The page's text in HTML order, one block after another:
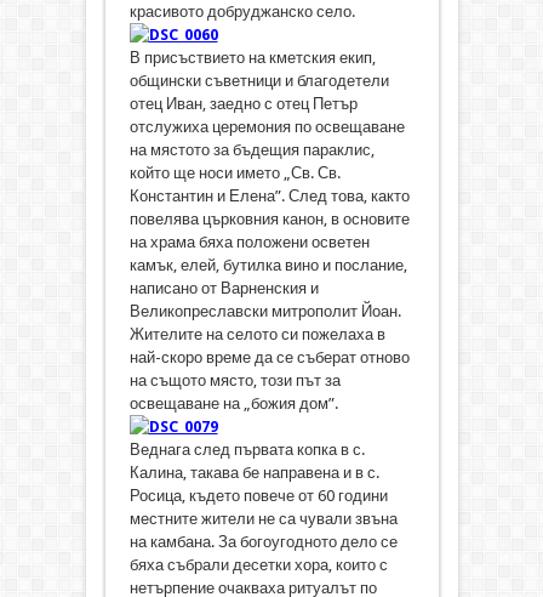
красивото добруджанско село.
В присъствието на кметския екип,
общински съветници и благодетели
отец Иван, заедно с отец Петър
отслужиха церемония по освещаване
на мястото за бъдещия параклис,
който ще носи името „Св. Св.
Константин и Елена”. След това, както
повелява църковния канон, в основите
на храма бяха положени осветен
камък, елей, бутилка вино и послание,
написано от Варненския и
Великопреславски митрополит Йоан.
Жителите на селото си пожелаха в
най-скоро време да се съберат отново
на същото място, този път за
освещаване на „божия дом”.
Веднага след първата копка в с.
Калина, такава бе направена и в с.
Росица, където повече от 60 години
местните жители не са чували звъна
на камбана. За богоугодното дело се
бяха събрали десетки хора, които с
нетърпение очакваха ритуалът по